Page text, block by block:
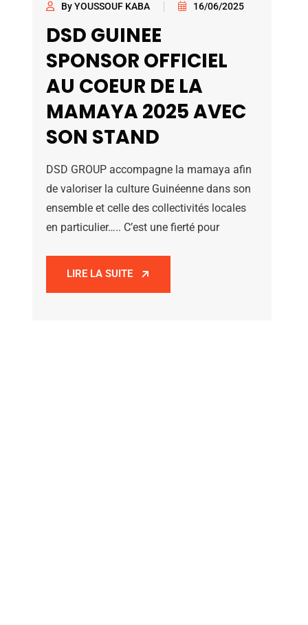
By YOUSSOUF KABA 16/06/2025
DSD GUINEE
SPONSOR OFFICIEL
AU COEUR DE LA
MAMAYA 2025 AVEC
SON STAND
DSD GROUP accompagne la mamaya afin
de valoriser la culture Guinéenne dans son
ensemble et celle des collectivités locales
en particulier….. C’est une fierté pour
LIRE LA SUITE